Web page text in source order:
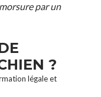
par un
?
légale et